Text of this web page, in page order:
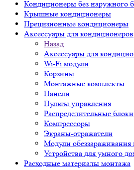
Кондиционеры без наружного
Крышные кондиционеры
Прецизионные кондиционеры
Аксессуары для кондиционеров
Назад
Аксессуары для
Wi-Fi модули
Корзины
Монтажные комплекты
Панели
Пульты управления
Распределительные блоки
Компрессоры
Экраны-отражатели
Модули обеззараживания
Устройства для умного
Расходные материалы монтажа